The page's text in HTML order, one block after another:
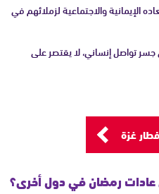
الإيمانية والاجتماعية لزملائهم في
تواصل إنساني، لا يقتصر على
غزة
عادات رمضان في دول أخرى؟